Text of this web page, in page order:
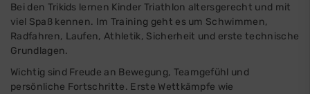
Bei den Trikids lernen Kinder Triathlon altersgerecht und mit
viel Spaß kennen. Im Training geht es um Schwimmen,
Radfahren, Laufen, Athletik, Sicherheit und erste technische
Grundlagen.
Wichtig sind Freude an Bewegung, Teamgefühl und
persönliche Fortschritte. Erste Wettkämpfe wie